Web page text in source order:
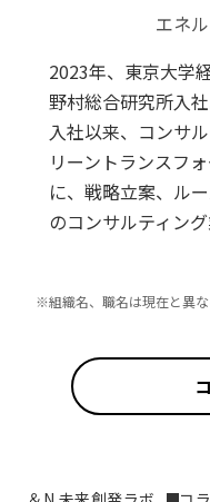
エネ
2023年、東京大学
野村総合研究所入社
入社以来、コンサ
リーントランスフ
に、戦略立案、ル
のコンサルティング
※組織名、職名は現在と異な